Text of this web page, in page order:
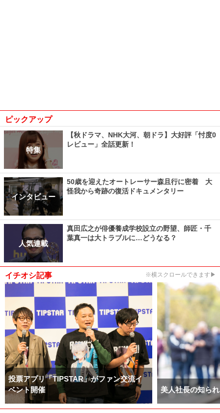
ピックアップ
特集
【秋ドラマ、NHK大河、朝ドラ】大好評「忖度0
レビュー」全話更新！
インタビュー
50歳を迎えたオートレーサー森且行に密着 大
怪我から奇跡の復活ドキュメンタリー
人気連載
真田広之が俳優養成学校設立の野望、師匠・千
葉真一は大トラブルに…どうなる？
イチオシ記事 ※横スクロールできます▶
投票アプリ「TIPSTAR」がファン交流イ
ベント開催
美人社長の知ら